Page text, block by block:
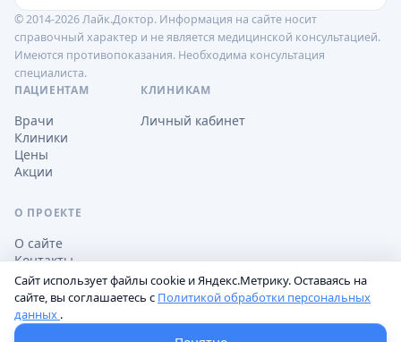
© 2014-2026 Лайк.Доктор. Информация на сайте носит
справочный характер и не является медицинской консультацией.
Имеются противопоказания. Необходима консультация
специалиста.
ПАЦИЕНТАМ
Врачи
Клиники
Цены
Акции
КЛИНИКАМ
Личный кабинет
О ПРОЕКТЕ
О сайте
Контакты
Обработка персональных данных
Пользовательское соглашениеНастройки cookie
Сайт использует файлы cookie и Яндекс.Метрику. Оставаясь на
сайте, вы соглашаетесь с Политикой обработки персональных
данных .